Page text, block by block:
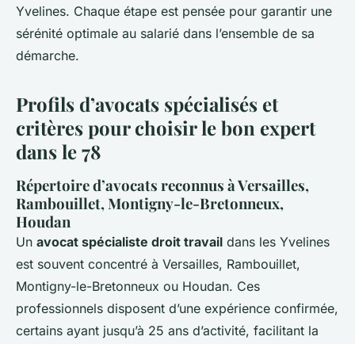
Yvelines. Chaque étape est pensée pour garantir une
sérénité optimale au salarié dans l’ensemble de sa
démarche.
Profils d’avocats spécialisés et
critères pour choisir le bon expert
dans le 78
Répertoire d’avocats reconnus à Versailles,
Rambouillet, Montigny-le-Bretonneux,
Houdan
Un avocat spécialiste droit travail dans les Yvelines
est souvent concentré à Versailles, Rambouillet,
Montigny-le-Bretonneux ou Houdan. Ces
professionnels disposent d’une expérience confirmée,
certains ayant jusqu’à 25 ans d’activité, facilitant la